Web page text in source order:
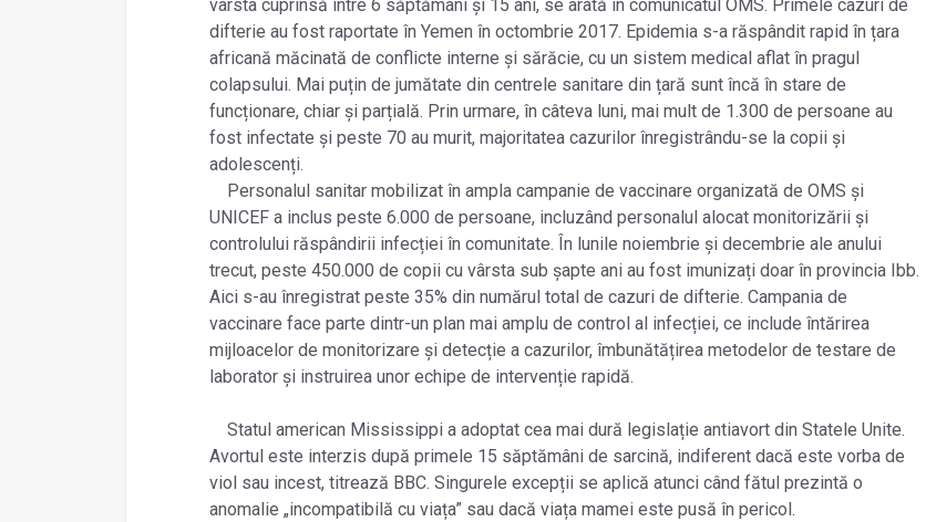
vârsta cuprinsă între 6 săptămâni și 15 ani, se arată în comunicatul OMS. Primele cazuri de
difterie au fost raportate în Yemen în octombrie 2017. Epidemia s-a răspândit rapid în țara
africană măcinată de conflicte interne și sărăcie, cu un sistem medical aflat în pragul
colapsului. Mai puțin de jumătate din centrele sanitare din țară sunt încă în stare de
funcționare, chiar și parțială. Prin urmare, în câteva luni, mai mult de 1.300 de persoane au
fost infectate și peste 70 au murit, majoritatea cazurilor înregistrându-se la copii și
adolescenți.
Personalul sanitar mobilizat în ampla campanie de vaccinare organizată de OMS și
UNICEF a inclus peste 6.000 de persoane, incluzând personalul alocat monitorizării și
controlului răspândirii infecției în comunitate. În lunile noiembrie și decembrie ale anului
trecut, peste 450.000 de copii cu vârsta sub șapte ani au fost imunizați doar în provincia Ibb.
Aici s-au înregistrat peste 35% din numărul total de cazuri de difterie. Campania de
vaccinare face parte dintr-un plan mai amplu de control al infecției, ce include întărirea
mijloacelor de monitorizare și detecție a cazurilor, îmbunătățirea metodelor de testare de
laborator și instruirea unor echipe de intervenție rapidă.
Statul american Mississippi a adoptat cea mai dură legislație antiavort din Statele Unite.
Avortul este interzis după primele 15 săptămâni de sarcină, indiferent dacă este vorba de
viol sau incest, titrează BBC. Singurele excepții se aplică atunci când fătul prezintă o
anomalie „incompatibilă cu viața” sau dacă viața mamei este pusă în pericol.